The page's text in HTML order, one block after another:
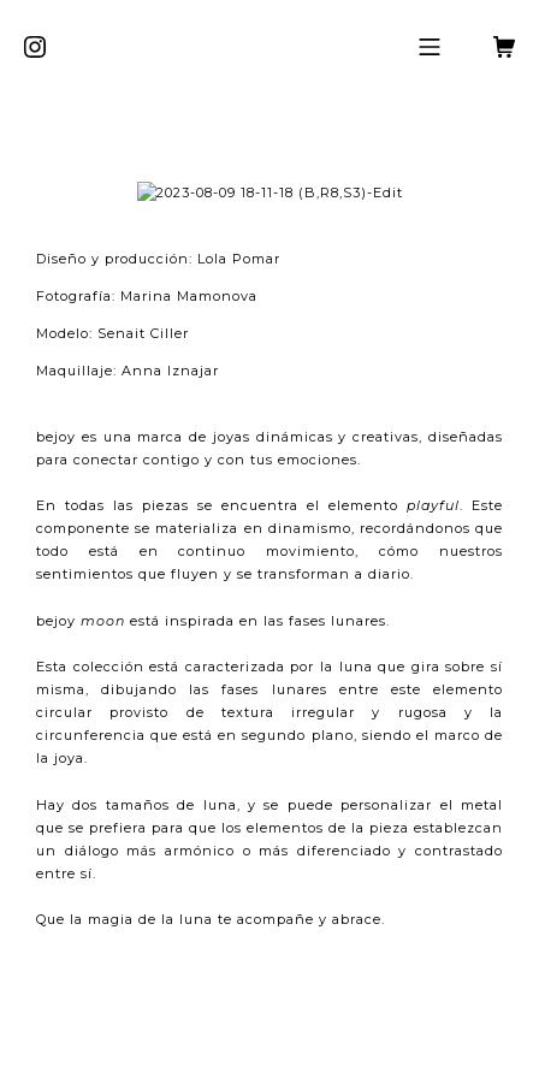
Diseño y producción: Lola Pomar
Fotografía: Marina Mamonova
Modelo: Senait Ciller
Maquillaje: Anna Iznajar
bejoy es una marca de joyas dinámicas y creativas, diseñadas
para conectar contigo y con tus emociones.
En todas las piezas se encuentra el elemento playful. Este
componente se materializa en dinamismo, recordándonos que
todo está en continuo movimiento, cómo nuestros
sentimientos que fluyen y se transforman a diario.
bejoy moon está inspirada en las fases lunares.
Esta colección está caracterizada por la luna que gira sobre sí
misma, dibujando las fases lunares entre este elemento
circular provisto de textura irregular y rugosa y la
circunferencia que está en segundo plano, siendo el marco de
la joya.
Hay dos tamaños de luna, y se puede personalizar el metal
que se prefiera para que los elementos de la pieza establezcan
un diálogo más armónico o más diferenciado y contrastado
entre sí.
Que la magia de la luna te acompañe y abrace.